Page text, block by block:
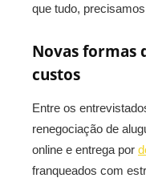
que tudo,
Novas formas
custos
Entre os
renegociação de
online e entrega por
franqueados com